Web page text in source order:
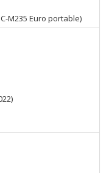
M235 Euro portable)